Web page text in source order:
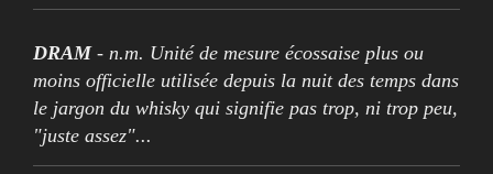
DRAM- n.m. Unité de mesure écossaise plus ou
moins officielle utilisée depuis la nuit des temps dans
le jargon du whisky qui signifie pas trop, ni trop peu,
"juste assez"...